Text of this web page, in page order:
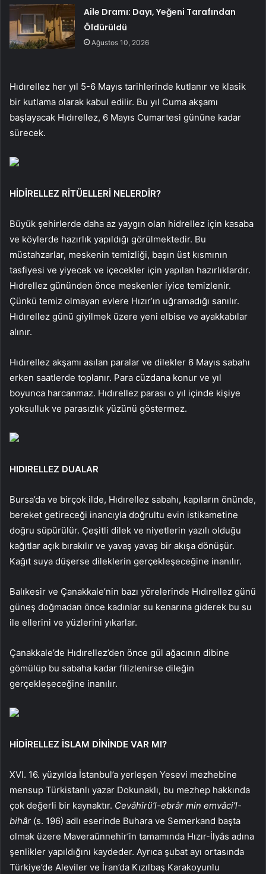
Aile Dramı: Dayı, Yeğeni Tarafından
Öldürüldü
Ağustos 10, 2026
Hıdırellez her yıl 5-6 Mayıs tarihlerinde kutlanır ve klasik
bir kutlama olarak kabul edilir. Bu yıl Cuma akşamı
başlayacak Hıdırellez, 6 Mayıs Cumartesi gününe kadar
sürecek.
HİDİRELLEZ RİTÜELLERİ NELERDİR?
Büyük şehirlerde daha az yaygın olan hidrellez için kasaba
ve köylerde hazırlık yapıldığı görülmektedir. Bu
müstahzarlar, meskenin temizliği, başın üst kısmının
tasfiyesi ve yiyecek ve içecekler için yapılan hazırlıklardır.
Hıdrellez gününden önce meskenler iyice temizlenir.
Çünkü temiz olmayan evlere Hızır’ın uğramadığı sanılır.
Hıdırellez günü giyilmek üzere yeni elbise ve ayakkabılar
alınır.
Hıdırellez akşamı asılan paralar ve dilekler 6 Mayıs sabahı
erken saatlerde toplanır. Para cüzdana konur ve yıl
boyunca harcanmaz. Hıdırellez parası o yıl içinde kişiye
yoksulluk ve parasızlık yüzünü göstermez.
HIDIRELLEZ DUALAR
Bursa’da ve birçok ilde, Hıdırellez sabahı, kapıların önünde,
bereket getireceği inancıyla doğrultu evin istikametine
doğru süpürülür. Çeşitli dilek ve niyetlerin yazılı olduğu
kağıtlar açık bırakılır ve yavaş yavaş bir akışa dönüşür.
Kağıt suya düşerse dileklerin gerçekleşeceğine inanılır.
Balıkesir ve Çanakkale’nin bazı yörelerinde Hıdırellez günü
güneş doğmadan önce kadınlar su kenarına giderek bu su
ile ellerini ve yüzlerini yıkarlar.
Çanakkale’de Hıdırellez’den önce gül ağacının dibine
gömülüp bu sabaha kadar filizlenirse dileğin
gerçekleşeceğine inanılır.
HİDİRELLEZ İSLAM DİNİNDE VAR MI?
XVI. 16. yüzyılda İstanbul’a yerleşen Yesevi mezhebine
mensup Türkistanlı yazar Dokunaklı, bu mezhep hakkında
çok değerli bir kaynaktır. Cevâhirü’l-ebrâr min emvâci’l-
bihâr (s. 196) adlı eserinde Buhara ve Semerkand başta
olmak üzere Maveraünnehir’in tamamında Hızır-İlyâs adına
şenlikler yapıldığını kaydeder. Ayrıca şubat ayı ortasında
Türkiye’de Aleviler ve İran’da Kızılbaş Karakoyunlu